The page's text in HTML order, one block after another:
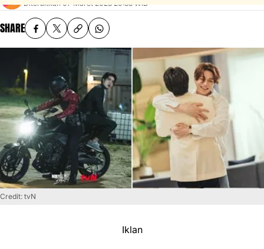
Diterbitkan 07 Maret 2023 20:33 WIB
SHARE
Credit: tvN
Iklan